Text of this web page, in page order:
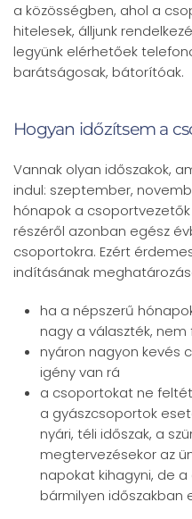
a közösségben, ahol a
hitelesek, álljunk
legyünk elérhetőek
barátságosak, bátorítóak.
Hogyan időzítsem a
Vannak olyan időszakok,
indul: szeptember,
hónapok a
részéről azonban egész
csoportokra. Ezért
indításának
ha a népszerű
nagy a választék,
nyáron nagyon kevés
igény van rá
a csoportokat ne
a gyászcsoportok
nyári, téli időszak, a
megtervezésekor az
napokat kihagyni, de
bármilyen időszakban